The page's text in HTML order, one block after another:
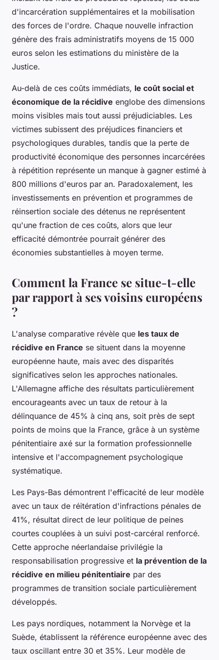
d'incarcération supplémentaires et la mobilisation
des forces de l'ordre. Chaque nouvelle infraction
génère des frais administratifs moyens de 15 000
euros selon les estimations du ministère de la
Justice.
Au-delà de ces coûts immédiats, le coût social et
économique de la récidive englobe des dimensions
moins visibles mais tout aussi préjudiciables. Les
victimes subissent des préjudices financiers et
psychologiques durables, tandis que la perte de
productivité économique des personnes incarcérées
à répétition représente un manque à gagner estimé à
800 millions d'euros par an. Paradoxalement, les
investissements en prévention et programmes de
réinsertion sociale des détenus ne représentent
qu'une fraction de ces coûts, alors que leur
efficacité démontrée pourrait générer des
économies substantielles à moyen terme.
Comment la France se situe-t-elle
par rapport à ses voisins européens
?
L'analyse comparative révèle que les taux de
récidive en France se situent dans la moyenne
européenne haute, mais avec des disparités
significatives selon les approches nationales.
L'Allemagne affiche des résultats particulièrement
encourageants avec un taux de retour à la
délinquance de 45% à cinq ans, soit près de sept
points de moins que la France, grâce à un système
pénitentiaire axé sur la formation professionnelle
intensive et l'accompagnement psychologique
systématique.
Les Pays-Bas démontrent l'efficacité de leur modèle
avec un taux de réitération d'infractions pénales de
41%, résultat direct de leur politique de peines
courtes couplées à un suivi post-carcéral renforcé.
Cette approche néerlandaise privilégie la
responsabilisation progressive et la prévention de la
récidive en milieu pénitentiaire par des
programmes de transition sociale particulièrement
développés.
Les pays nordiques, notamment la Norvège et la
Suède, établissent la référence européenne avec des
taux oscillant entre 30 et 35%. Leur modèle de